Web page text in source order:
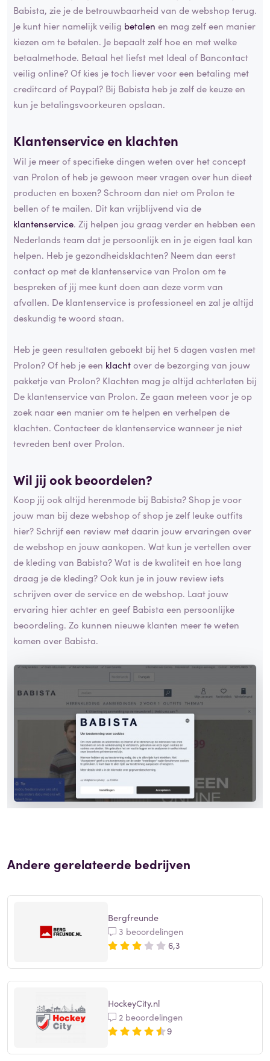
Babista, zie je de betrouwbaarheid van de webshop terug.
Je kunt hier namelijk veilig betalen en mag zelf een manier
kiezen om te betalen. Je bepaalt zelf hoe en met welke
betaalmethode. Betaal het liefst met Ideal of Bancontact
veilig online? Of kies je toch liever voor een betaling met
creditcard of Paypal? Bij Babista heb je zelf de keuze en
kun je betalingsvoorkeuren opslaan.
Klantenservice en klachten
Wil je meer of specifieke dingen weten over het concept
van Prolon of heb je gewoon meer vragen over hun dieet
producten en boxen? Schroom dan niet om Prolon te
bellen of te mailen. Dit kan vrijblijvend via de
klantenservice. Zij helpen jou graag verder en hebben een
Nederlands team dat je persoonlijk en in je eigen taal kan
helpen. Heb je gezondheidsklachten? Neem dan eerst
contact op met de klantenservice van Prolon om te
bespreken of jij mee kunt doen aan deze vorm van
afvallen. De klantenservice is professioneel en zal je altijd
deskundig te woord staan.
Heb je geen resultaten geboekt bij het 5 dagen vasten met
Prolon? Of heb je een klachtover de bezorging van jouw
pakketje van Prolon? Klachten mag je altijd achterlaten bij
De klantenservice van Prolon. Ze gaan meteen voor je op
zoek naar een manier om te helpen en verhelpen de
klachten. Contacteer de klantenservice wanneer je niet
tevreden bent over Prolon.
Wil jij ook beoordelen?
Koop jij ook altijd herenmode bij Babista? Shop je voor
jouw man bij deze webshop of shop je zelf leuke outfits
hier? Schrijf een review met daarin jouw ervaringen over
de webshop en jouw aankopen. Wat kun je vertellen over
de kleding van Babista? Wat is de kwaliteit en hoe lang
draag je de kleding? Ook kun je in jouw review iets
schrijven over de service en de webshop. Laat jouw
ervaring hier achter en geef Babista een persoonlijke
beoordeling. Zo kunnen nieuwe klanten meer te weten
komen over Babista.
Andere gerelateerde bedrijven
Bergfreunde
3 beoordelingen
6,3
HockeyCity.nl
2 beoordelingen
9